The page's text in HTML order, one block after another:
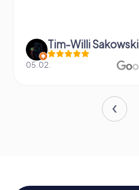
Tim-Willi Sakowski
05.02.